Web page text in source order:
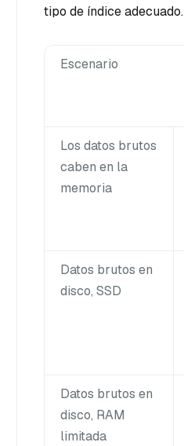
tipo de índice adecuado.
Escenario
Los datos brutos
caben en la
memoria
Datos brutos en
disco, SSD
Datos brutos en
disco, RAM
limitada